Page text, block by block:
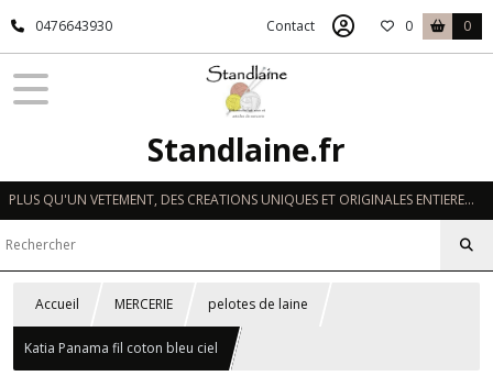
0476643930 Contact 0 0
Standlaine.fr
PLUS QU'UN VETEMENT, DES CREATIONS UNIQUES ET ORIGINALES ENTIEREMENT REALISEES A LA MAIN EN FRANCE
Accueil MERCERIE pelotes de laine
Katia Panama fil coton bleu ciel